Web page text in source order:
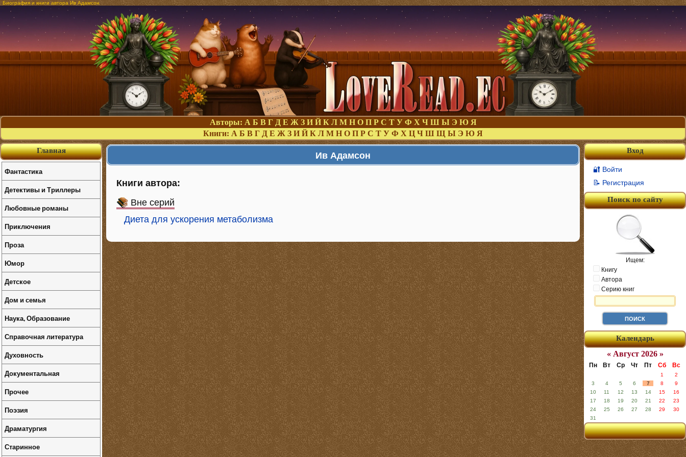
Биография и книги автора Ив Адамсон
Авторы: А Б В Г Д Е Ж З И Й К Л М Н О П Р С Т У Ф Х Ч Ш Ы Э Ю Я
Книги: А Б В Г Д Е Ж З И Й К Л М Н О П Р С Т У Ф Х Ц Ч Ш Щ Ы Э Ю Я
Ив Адамсон
Книги автора:
Вне серий
Диета для ускорения метаболизма
Вход
🔐 Войти
📝 Регистрация
Поиск по сайту
Ищем:
Книгу
Автора
Серию книг
Календарь
« Август 2026 »
Пн Вт Ср Чт Пт Сб Вс
1
2
3
4 5 6 7 8
9
10
11 12 13 14 15
16
17
18 19 20 21 22
23
24
25 26 27 28 29
30
31
Главная
Фантастика
Детективы и Триллеры
Любовные романы
Приключения
Проза
Юмор
Детское
Дом и семья
Наука, Образование
Справочная литература
Духовность
Документальная
Прочее
Поэзия
Драматургия
Старинное